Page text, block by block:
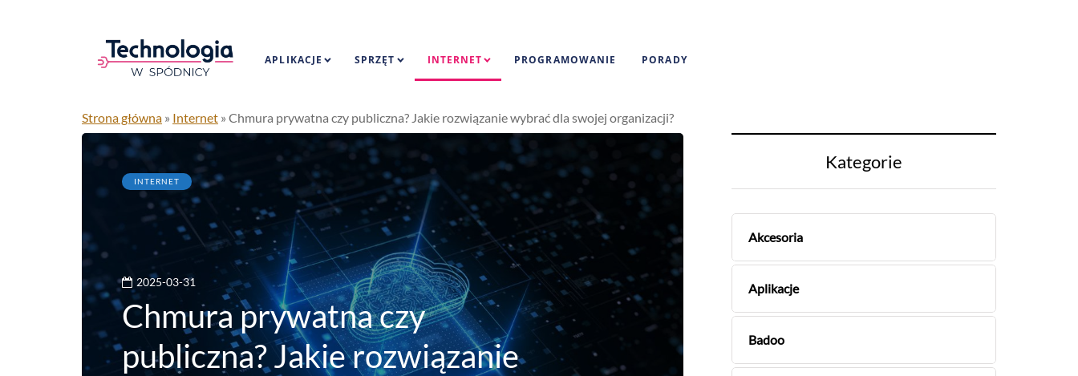
APLIKACJE SPRZĘT INTERNET PROGRAMOWANIE PORADY
Strona główna » Internet » Chmura prywatna czy publiczna? Jakie rozwiązanie wybrać dla swojej organizacji?
INTERNET
2025-03-31
Chmura prywatna czy
publiczna? Jakie rozwiązanie
Kategorie
Akcesoria
Aplikacje
Badoo